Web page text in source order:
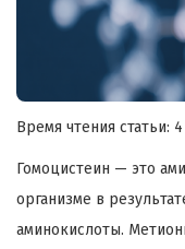
Время чтения статьи:
Гомоцистеин — это
организме в
аминокислоты.